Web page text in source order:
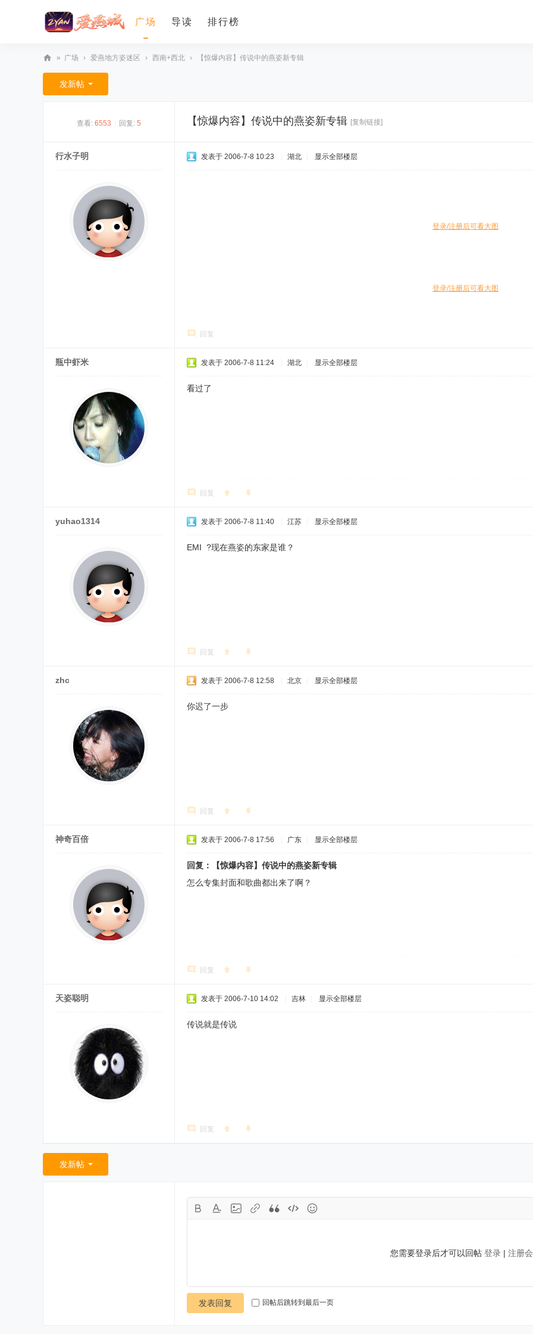
广场 导读 排行榜
爱
燕
» 广场 › 爱燕地方姿迷区 › 西南+西北 › 【惊爆内容】传说中的燕姿新专辑
发新帖
查看: 6553 回复: 5 【惊爆内容】传说中的燕姿新专辑 [复制链接]
行水子明 发表于 2006-7-8 10:23 湖北 显示全部楼层
登录/注册后可看大图
登录/注册后可看大图
回复
瓶中虾米 发表于 2006-7-8 11:24 湖北 显示全部楼层
看过了
回复
yuhao1314 发表于 2006-7-8 11:40 江苏 显示全部楼层
EMI ?现在燕姿的东家是谁？
回复
zhc 发表于 2006-7-8 12:58 北京 显示全部楼层
你迟了一步
回复
神奇百倍 发表于 2006-7-8 17:56 广东 显示全部楼层
回复：【惊爆内容】传说中的燕姿新专辑
怎么专集封面和歌曲都出来了啊？
回复
天姿聪明 发表于 2006-7-10 14:02 吉林 显示全部楼层
传说就是传说
回复
发新帖
您需要登录后才可以回帖 登录| 注册
发表回复 回帖后跳转到最后一页